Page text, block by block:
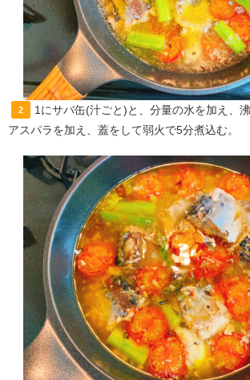
2
1にサバ缶(汁ごと)と、分量の水を加え、
アスパラを加え、蓋をして弱火で5分煮込む。